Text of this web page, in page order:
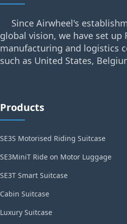
Since Airwheel's
global vision, we have set up
manufacturing and logistics
such as United States,
Products
SE3S Motorised Riding Suitcase
SE3MiniT Ride on Motor Luggage
SE3T Smart Suitcase
Cabin Suitcase
Luxury Suitcase